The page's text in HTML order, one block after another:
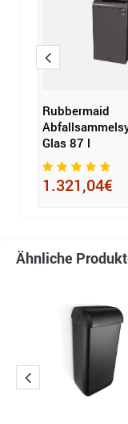
Rubbermaid
Glas 87 l
1.321,04€
Ähnliche